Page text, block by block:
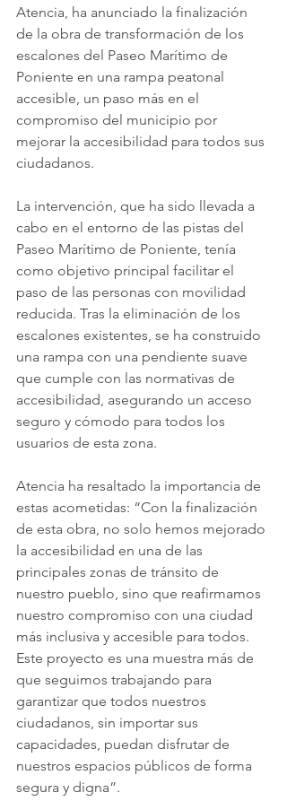
Atencia, ha anunciado la finalización
de la obra de transformación de los
escalones del Paseo Marítimo de
Poniente en una rampa peatonal
accesible, un paso más en el
compromiso del municipio por
mejorar la accesibilidad para todos sus
ciudadanos.
La intervención, que ha sido llevada a
cabo en el entorno de las pistas del
Paseo Marítimo de Poniente, tenía
como objetivo principal facilitar el
paso de las personas con movilidad
reducida. Tras la eliminación de los
escalones existentes, se ha construido
una rampa con una pendiente suave
que cumple con las normativas de
accesibilidad, asegurando un acceso
seguro y cómodo para todos los
usuarios de esta zona.
Atencia ha resaltado la importancia de
estas acometidas: “Con la finalización
de esta obra, no solo hemos mejorado
la accesibilidad en una de las
principales zonas de tránsito de
nuestro pueblo, sino que reafirmamos
nuestro compromiso con una ciudad
más inclusiva y accesible para todos.
Este proyecto es una muestra más de
que seguimos trabajando para
garantizar que todos nuestros
ciudadanos, sin importar sus
capacidades, puedan disfrutar de
nuestros espacios públicos de forma
segura y digna”.